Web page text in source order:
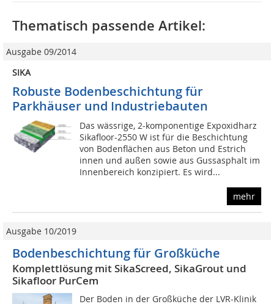
Thematisch passende Artikel:
Ausgabe 09/2014
SIKA
Robuste Bodenbeschichtung für
Parkhäuser und Industriebauten
Das wässrige, 2-komponentige Expoxidharz
Sikafloor-2550 W ist für die Beschichtung
von Bodenflächen aus Beton und Estrich
innen und außen sowie aus Gussasphalt im
Innenbereich konzipiert. Es wird...
mehr
Ausgabe 10/2019
Bodenbeschichtung für Großküche
Komplettlösung mit SikaScreed, SikaGrout und
Sikafloor PurCem
Der Boden in der Großküche der LVR-Klinik